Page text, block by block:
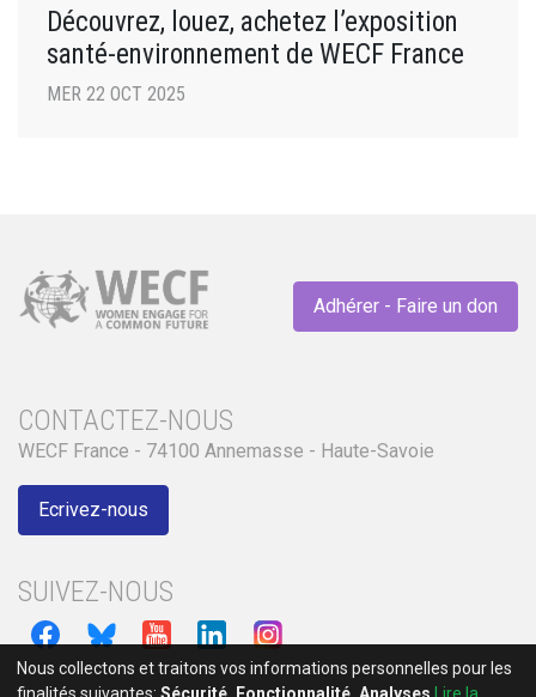
Découvrez, louez, achetez l’exposition
santé-environnement de WECF France
MER 22 OCT 2025
Adhérer - Faire un don
CONTACTEZ-NOUS
WECF France - 74100 Annemasse - Haute-Savoie
Ecrivez-nous
SUIVEZ-NOUS
Nous collectons et traitons vos informations personnelles pour les